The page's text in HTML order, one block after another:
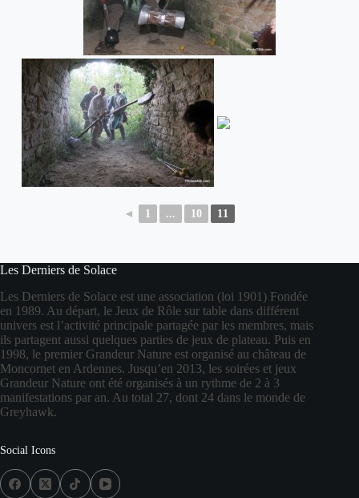
◄ 1 ... 10 11
Les Derniers de Solace
Les Derniers de Solace est une association (loi 1901) Fondée
en 1989. Au départ, le Jeux de Rôle sur table dans différent
univers est l’activité principale partagée par les membres, mais
ils partagent aussi quelques parties de jeux de plateau. Puis en
1998, le premier Grandeur Nature est organisé au château de
Moncornet en Ardennes. Jusqu’en 2013, les soirées et jeux
Grandeur Nature ont été organisés à un rythme de 2 à 3
manifestations par an. Au total 27, dont 24 dans le monde de
Greyhawk.
Social Icons